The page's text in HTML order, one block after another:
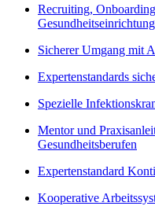
Recruiting,
Sicherer Umgang mit
Expertenstandards
Spezielle
Mentor und
Gesundheitsberufen
Expertenstandard
Kooperative